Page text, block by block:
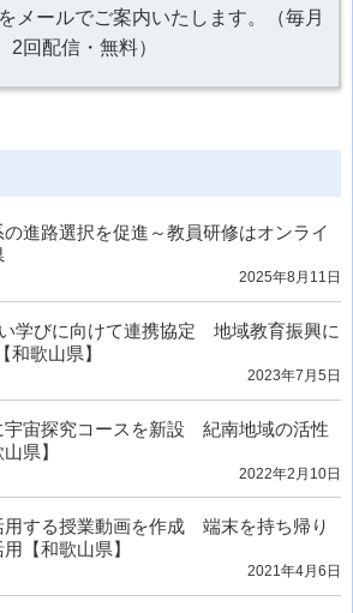
メールでご案内いたします。（毎月
2回配信・無料）
進路選択を促進～教員研修はオンライ
2025年8月11日
学びに向けて連携協定 地域教育振興に
和歌山県】
2023年7月5日
宇宙探究コースを新設 紀南地域の活性
県】
2022年2月10日
用する授業動画を作成 端末を持ち帰り
【和歌山県】
2021年4月6日